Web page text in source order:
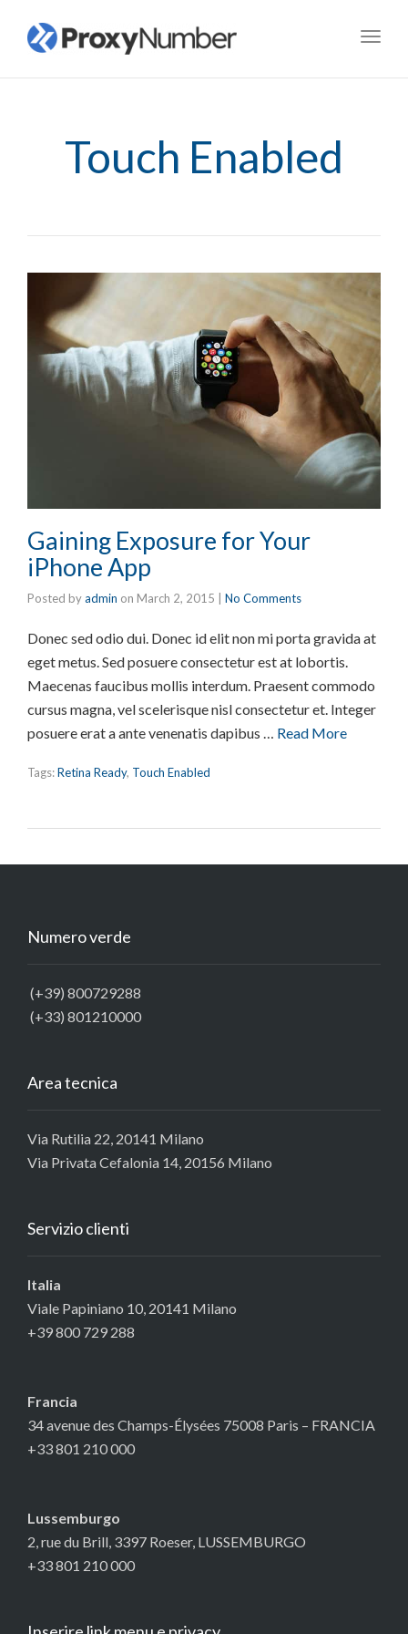
Touch Enabled
Gaining Exposure for Your
iPhone App
Posted byadmin on March 2, 2015 No Comments
Donec sed odio dui. Donec id elit non mi porta gravida at
eget metus. Sed posuere consectetur est at lobortis.
Maecenas faucibus mollis interdum. Praesent commodo
cursus magna, vel scelerisque nisl consectetur et. Integer
posuere erat a ante venenatis dapibus … Read More
Tags:Retina Ready, Touch Enabled
Numero verde
(+39) 800729288
(+33) 801210000
Area tecnica
Via Rutilia 22, 20141 Milano
Via Privata Cefalonia 14, 20156 Milano
Servizio clienti
Italia
Viale Papiniano 10, 20141 Milano
+39 800 729 288
Francia
34 avenue des Champs-Élysées 75008 Paris – FRANCIA
+33 801 210 000
Lussemburgo
2, rue du Brill, 3397 Roeser, LUSSEMBURGO
+33 801 210 000